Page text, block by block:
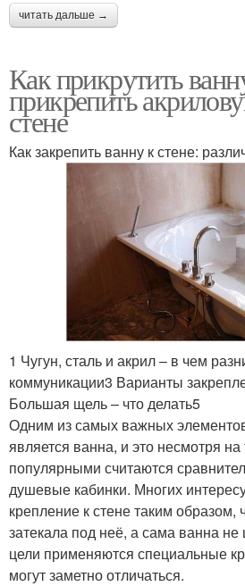
читать дальше →
Как прикрутить
прикрепить
стене
Как закрепить ванну к стене:
1 Чугун, сталь и акрил – в чем
коммуникации3 Варианты
Большая щель – что делать5
Одним из самых важных
является ванна, и это несмотря
популярными считаются
душевые кабинки. Многих
крепление к стене таким образом,
затекала под неё, а сама ванна
цели применяются специальные
могут заметно отличаться.